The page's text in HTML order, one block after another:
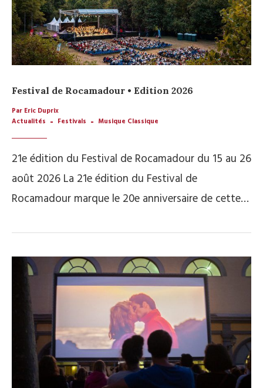
Festival de Rocamadour • Edition 2026
Par Eric Duprix
Actualités
Festivals Musique Classique
21e édition du Festival de Rocamadour du 15 au 26
août 2026 La 21e édition du Festival de
Rocamadour marque le 20e anniversaire de cette…